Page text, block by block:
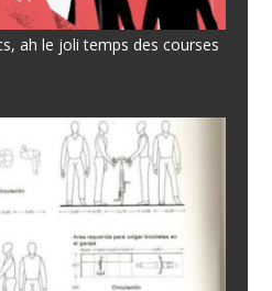
ah le joli temps des courses